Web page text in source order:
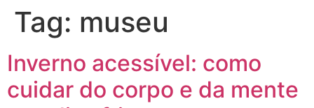
Tag: museu
Inverno acessível: como
cuidar do corpo e da mente